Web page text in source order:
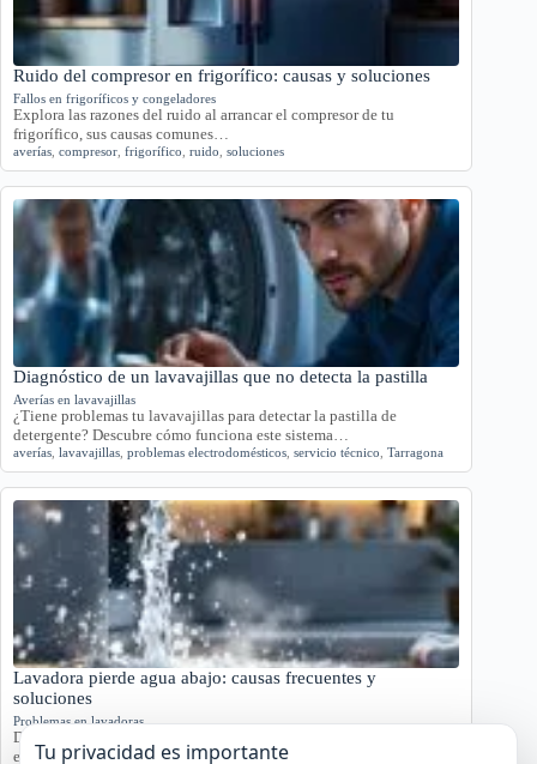
Ruido del compresor en frigorífico: causas y soluciones
Fallos en frigoríficos y congeladores
Explora las razones del ruido al arrancar el compresor de tu
frigorífico, sus causas comunes…
averías compresor frigorífico ruido soluciones
Diagnóstico de un lavavajillas que no detecta la pastilla
Averías en lavavajillas
¿Tiene problemas tu lavavajillas para detectar la pastilla de
detergente? Descubre cómo funciona este sistema…
averías lavavajillas problemas electrodomésticos servicio técnico Tarragona
Lavadora pierde agua abajo: causas frecuentes y
soluciones
Problemas en lavadoras
Descubre por qué tu lavadora pierde agua por la parte inferior con
este análisis detallado.…
Tu privacidad es importante